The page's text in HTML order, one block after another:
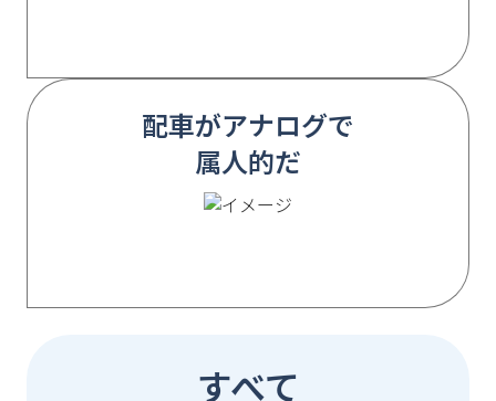
配車がアナログで
属人的だ
すべて